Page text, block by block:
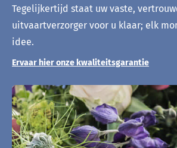
Tegelijkertijd staat uw vaste,
uitvaartverzorger voor u klaar; elk
idee.
Ervaar hier onze kwaliteitsgarantie